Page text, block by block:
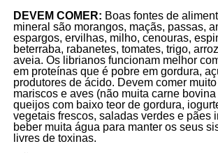
DEVEM COMER: Boas fontes de
mineral são morangos, maçãs, passas,
espargos, ervilhas, milho, cenouras,
beterraba, rabanetes, tomates, trigo,
aveia. Os librianos funcionam melhor
em proteínas que é pobre em gordura,
produtores de ácido. Devem comer
mariscos e aves (não muita carne
queijos com baixo teor de gordura,
vegetais frescos, saladas verdes e pães
beber muita água para manter os seus
livres de toxinas.